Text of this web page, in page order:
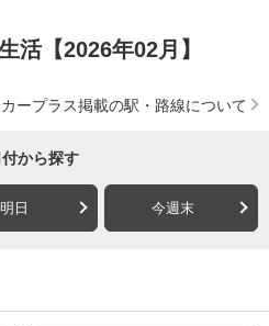
活【2026年02月】
ープラス掲載の駅・路線について
付から探す
明日 今週末